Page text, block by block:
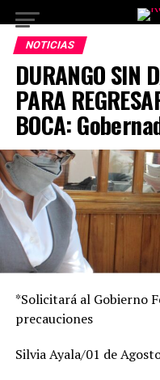
NOTICIAS
DURANGO SIN
PARA
BOCA:
*Solicitará al Gobierno
precauciones
Silvia Ayala/01 de